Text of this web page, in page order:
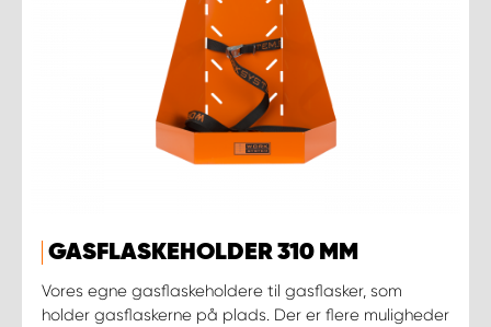
GASFLASKEHOLDER 310 MM
Vores egne gasflaskeholdere til gasflasker, som
holder gasflaskerne på plads. Der er flere muligheder